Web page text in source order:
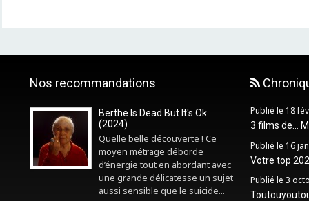
Nos recommandations
Berthe Is Dead But It's Ok
(2024)
Quelle belle découverte ! Ce
moyen métrage déborde
d’énergie tout en abordant avec
une grande délicatesse un sujet
aussi sensible que le suicide...
Publié le 18
3 films de...
Publié le 16
Votre top
Publié le 3